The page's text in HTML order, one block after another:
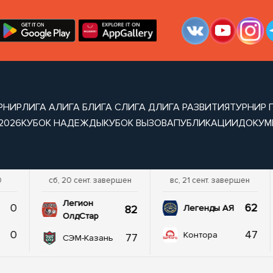
ЛИГА АЛИГА БЛИГА СЛИГА ДЛИГА РАЗВИТИЯТУРНИР
КУБОК НАДЕЖДЫКУБОК ВЫЗОВАПУБЛИКАЦИИ
0
0
сб, 20 сент. завершен
Легион
ОлдСтар
82
СЭМ-Казань 77
вс, 21 сент. завершен
Легенды АЯ 62
Контора 47